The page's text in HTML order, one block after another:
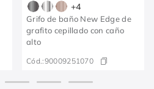
+4
Grifo de baño New Edge de
grafito cepillado con caño
alto
Cód.:90009251070